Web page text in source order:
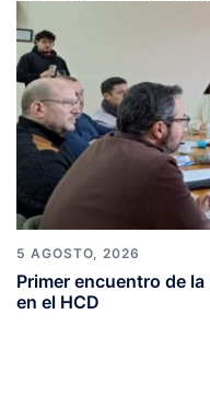
5 AGOSTO, 2026
Primer encuentro de
en el HCD